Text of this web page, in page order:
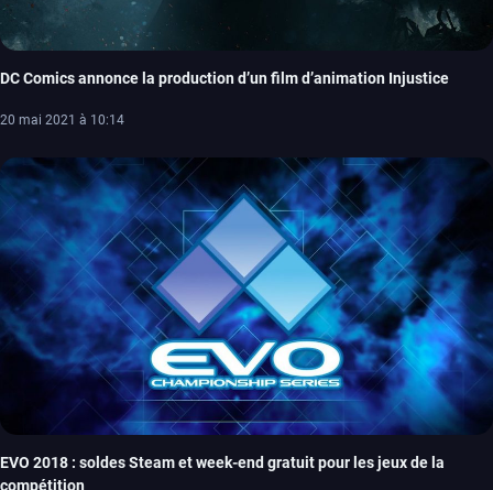
DC Comics annonce la production d’un film d’animation Injustice
20 mai 2021 à 10:14
EVO 2018 : soldes Steam et week-end gratuit pour les jeux de la
compétition